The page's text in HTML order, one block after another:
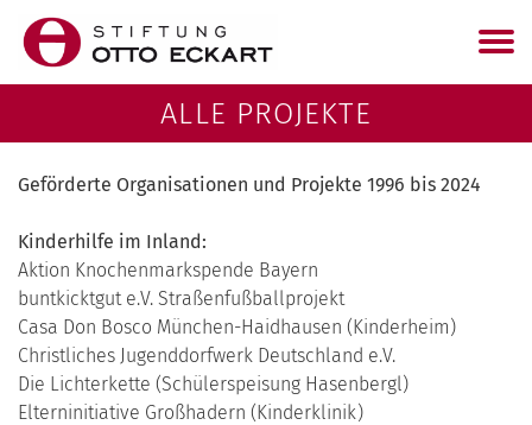
ALLE PROJEKTE
Geförderte Organisationen und Projekte 1996 bis 2024
Kinderhilfe im Inland:
Aktion Knochenmarkspende Bayern
buntkicktgut e.V. Straßenfußballprojekt
Casa Don Bosco München-Haidhausen (Kinderheim)
Christliches Jugenddorfwerk Deutschland e.V.
Die Lichterkette (Schülerspeisung Hasenbergl)
Elterninitiative Großhadern (Kinderklinik)